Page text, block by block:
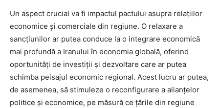
Un aspect crucial va fi impactul pactului asupra relațiilor
economice și comerciale din regiune. O relaxare a
sancțiunilor ar putea conduce la o integrare economică
mai profundă a Iranului în economia globală, oferind
oportunități de investiții și dezvoltare care ar putea
schimba peisajul economic regional. Acest lucru ar putea,
de asemenea, să stimuleze o reconfigurare a alianțelor
politice și economice, pe măsură ce țările din regiune